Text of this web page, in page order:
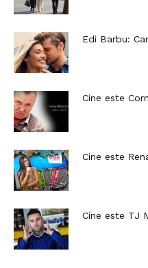
Edi Barbu:
Cine este
Cine este
Cine este TJ